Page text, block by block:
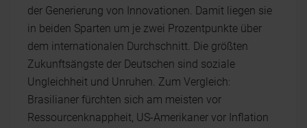
der Generierung von Innovationen. Damit liegen sie
in beiden Sparten um je zwei Prozentpunkte über
dem internationalen Durchschnitt. Die größten
Zukunftsängste der Deutschen sind soziale
Ungleichheit und Unruhen. Zum Vergleich:
Brasilianer fürchten sich am meisten vor
Ressourcenknappheit, US-Amerikaner vor Inflation